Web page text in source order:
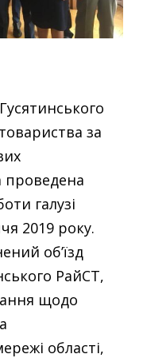
за
проведена
галузі
2019 року.
об’їзд
РайСТ,
щодо
області,